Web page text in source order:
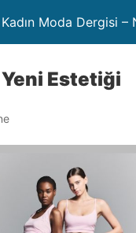
Moda Dergisi –
Estetiği